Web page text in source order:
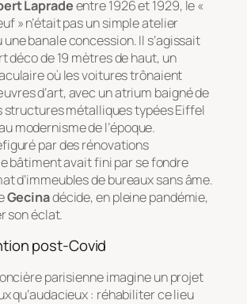
Lapradeentre 1926 et 1929, le «
» n’était pas un simple atelier
banale concession. Il s’agissait
déco de 19 mètres de haut, un
où les voitures trônaient
d’art, avec un atrium baigné de
structures métalliques typées Eiffel
modernisme de l’époque.
par des rénovations
bâtiment avait fini par se fondre
d’immeubles de bureaux sans âme.
Gecinadécide, en pleine pandémie,
son éclat.
post-Covid
parisienne imagine un projet
qu’audacieux : réhabiliter ce lieu